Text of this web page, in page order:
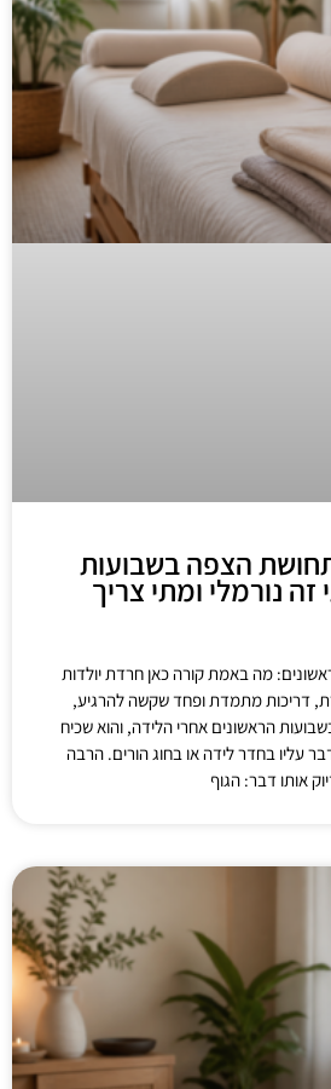
הצפה בשבועות
נורמלי ומתי צריך
מה באמת קורה כאן חרדת יולדות
דריכות מתמדת ופחד שקשה להרגיע,
הראשונים אחרי הלידה, והוא שכיח
עליו בחדר לידה או בחוג הורים. הרבה
אותו דבר: הגוף